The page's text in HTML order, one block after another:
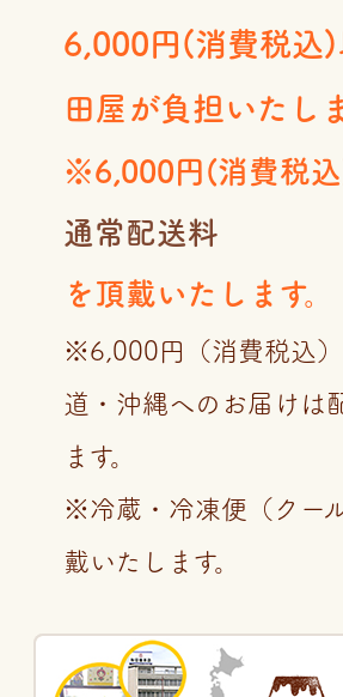
6,000円(消費税込
田屋が負担いたしま
※6,000円(消費税
通常配送料
を頂戴いたします。
※6,000円（消費税込
道・沖縄へのお届けは
ます。
※冷蔵・冷凍便（クー
戴いたします。